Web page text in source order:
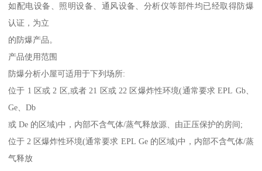
如配电设备、照明设备、通风设备、分析仪等部件均已经取得防爆
认证，为立
的防爆产品。
产品使用范围
防爆分析小屋可适用于下列场所:
位于 1 区或 2 区,或者 21 区或 22 区爆炸性环境(通常要求 EPL Gb、
Ge、Db
或 De 的区域)中，内部不含气体/蒸气释放源、由正压保护的房间;
位于 2 区爆炸性环境(通常要求 EPL Ge 的区域)中，内部不含气体/蒸
气释放